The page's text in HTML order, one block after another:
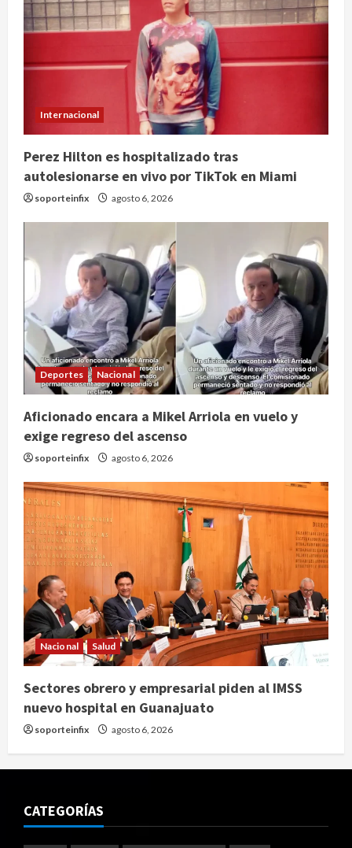
Internacional
Perez Hilton es hospitalizado tras
autolesionarse en vivo por TikTok en Miami
soporteinfix agosto 6, 2026
Deportes Nacional
Aficionado encara a Mikel Arriola en vuelo y
exige regreso del ascenso
soporteinfix agosto 6, 2026
Nacional Salud
Sectores obrero y empresarial piden al IMSS
nuevo hospital en Guanajuato
soporteinfix agosto 6, 2026
CATEGORÍAS